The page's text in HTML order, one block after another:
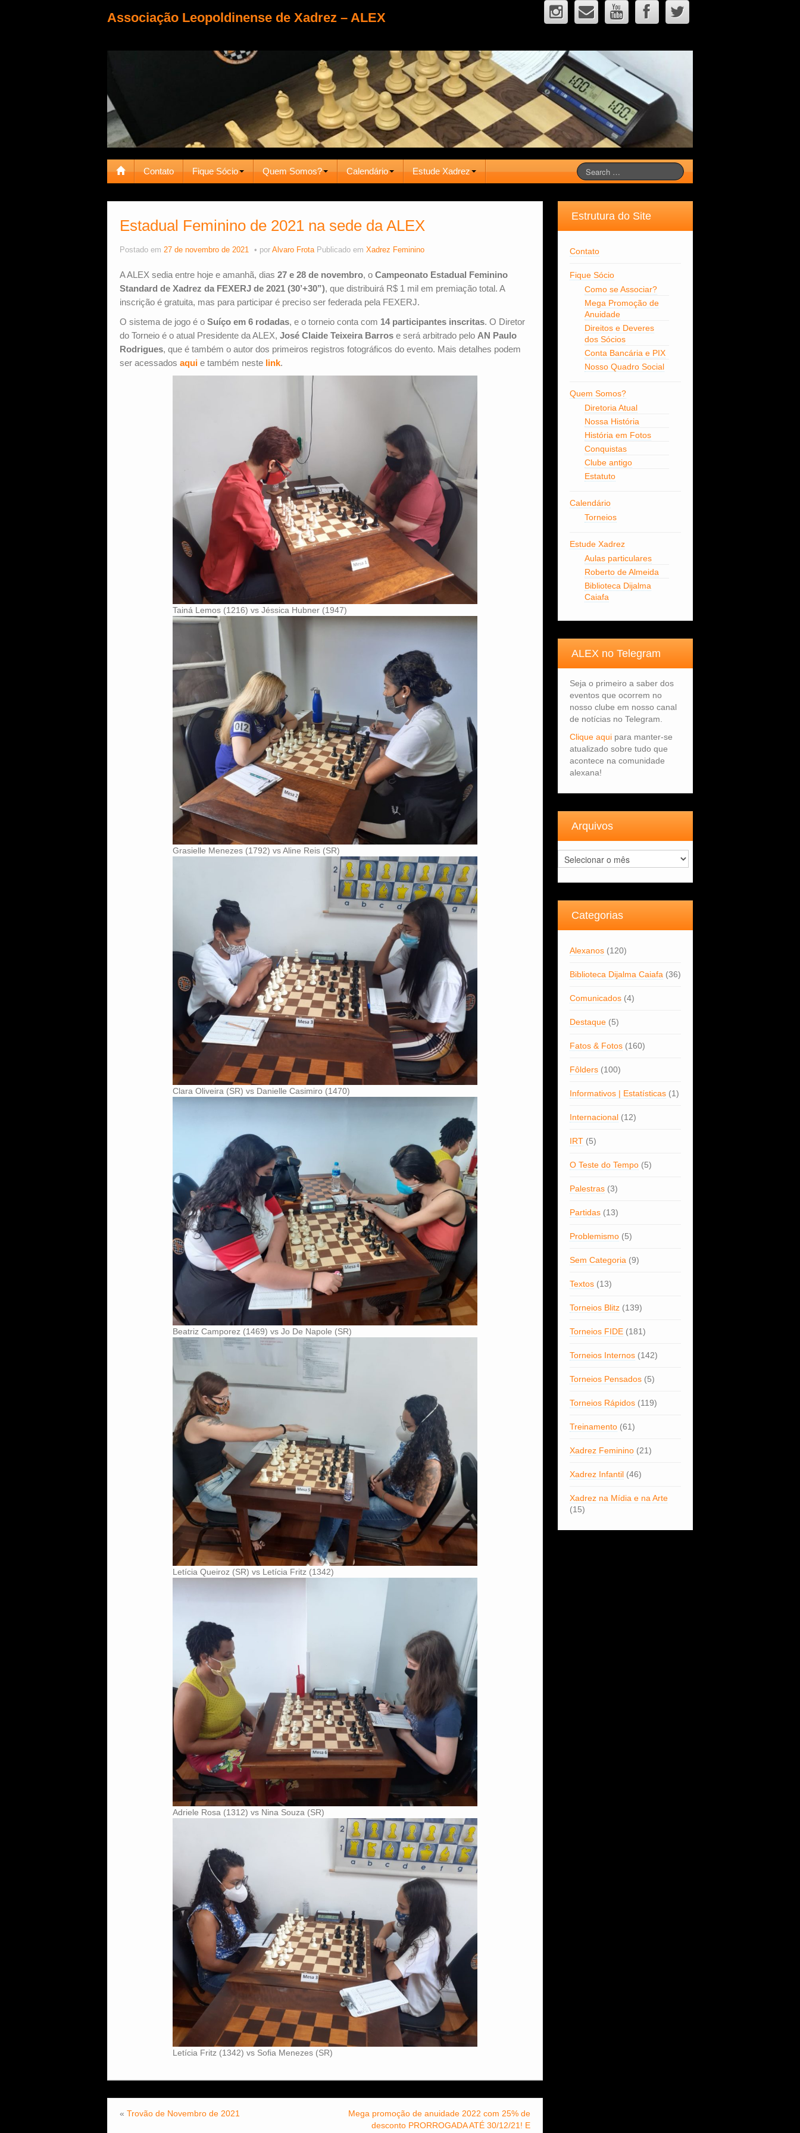
Associação Leopoldinense de Xadrez – ALEX
Contato Fique Sócio Quem Somos? Calendário Estude Xadrez
Estadual Feminino de 2021 na sede da ALEX
Postado em 27 de novembro de 2021 por Alvaro Frota Publicado em Xadrez Feminino
A ALEX sedia entre hoje e amanhã, dias 27 e 28 de novembro, o Campeonato Estadual Feminino
Standard de Xadrez da FEXERJ de 2021 (30’+30”), que distribuirá R$ 1 mil em premiação total. A
inscrição é gratuita, mas para participar é preciso ser federada pela FEXERJ.
O sistema de jogo é o Suíço em 6 rodadas, e o torneio conta com 14 participantes inscritas. O Diretor
do Torneio é o atual Presidente da ALEX, José Claide Teixeira Barros e será arbitrado pelo AN Paulo
Rodrigues, que é também o autor dos primeiros registros fotográficos do evento. Mais detalhes podem
ser acessados aqui e também neste link.
Tainá Lemos (1216) vs Jéssica Hubner (1947)
Grasielle Menezes (1792) vs Aline Reis (SR)
Clara Oliveira (SR) vs Danielle Casimiro (1470)
Beatriz Camporez (1469) vs Jo De Napole (SR)
Letícia Queiroz (SR) vs Letícia Fritz (1342)
Adriele Rosa (1312) vs Nina Souza (SR)
Letícia Fritz (1342) vs Sofia Menezes (SR)
« Trovão de Novembro de 2021
Mega promoção de anuidade 2022 com 25% de
desconto PRORROGADA ATÉ 30/12/21! E
Estrutura do Site
Contato
Fique Sócio
Como se Associar?
Mega Promoção de
Anuidade
Direitos e Deveres
dos Sócios
Conta Bancária e PIX
Nosso Quadro Social
Quem Somos?
Diretoria Atual
Nossa História
História em Fotos
Conquistas
Clube antigo
Estatuto
Calendário
Torneios
Estude Xadrez
Aulas particulares
Roberto de Almeida
Biblioteca Dijalma
Caiafa
ALEX no Telegram
Seja o primeiro a saber dos
eventos que ocorrem no
nosso clube em nosso canal
de notícias no Telegram.
Clique aquipara manter-se
atualizado sobre tudo que
acontece na comunidade
alexana!
Arquivos
Arquivos
Categorias
Alexanos(120)
Biblioteca Dijalma Caiafa(36)
Comunicados(4)
Destaque(5)
Fatos & Fotos(160)
Fôlders(100)
Informativos | Estatísticas(1)
Internacional(12)
IRT(5)
O Teste do Tempo(5)
Palestras(3)
Partidas(13)
Problemismo(5)
Sem Categoria(9)
Textos(13)
Torneios Blitz(139)
Torneios FIDE(181)
Torneios Internos(142)
Torneios Pensados(5)
Torneios Rápidos(119)
Treinamento(61)
Xadrez Feminino(21)
Xadrez Infantil(46)
Xadrez na Mídia e na Arte
(15)